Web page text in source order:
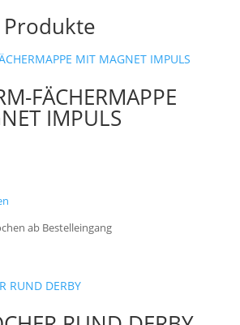
FÄCHERMAPPE
IMPULS
ab Bestelleingang